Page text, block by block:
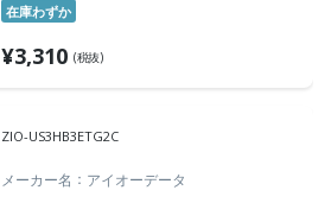
在庫わずか
¥3,310 (税抜)
ZIO-US3HB3ETG2C
メーカー名 アイオーデータ